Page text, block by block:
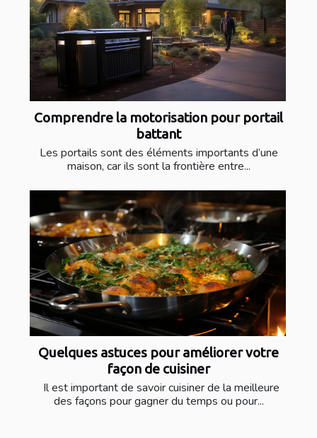
Comprendre la motorisation pour portail
battant
Les portails sont des éléments importants d’une
maison, car ils sont la frontière entre...
Quelques astuces pour améliorer votre
façon de cuisiner
Il est important de savoir cuisiner de la meilleure
des façons pour gagner du temps ou pour...